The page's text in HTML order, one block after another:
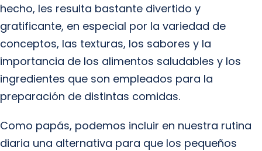
hecho, les resulta bastante divertido y
gratificante, en especial por la variedad de
conceptos, las texturas, los sabores y la
importancia de los alimentos saludables y los
ingredientes que son empleados para la
preparación de distintas comidas.
Como papás, podemos incluir en nuestra rutina
diaria una alternativa para que los pequeños